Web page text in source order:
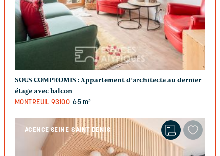
SOUS COMPROMIS :Appartement d’architecte au dernier
étage avec balcon
MONTREUIL 93100 65 m²
AGENCE SEINE-SAINT-DENIS